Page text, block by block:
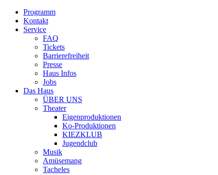
Programm
Kontakt
Service
FAQ
Tickets
Barrierefreiheit
Presse
Haus Infos
Jobs
Das Haus
ÜBER UNS
Theater
Eigenproduktionen
Ko-Produktionen
KIEZKLUB
Jugendclub
Musik
Amüsemang
Tacheles